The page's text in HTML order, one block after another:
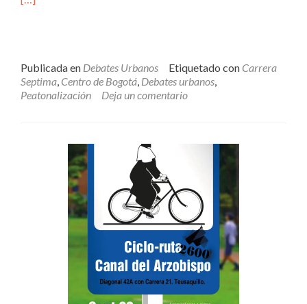
Publicada en Debates Urbanos Etiquetado con Carrera
Septima, Centro de Bogotá, Debates urbanos,
Peatonalización
Deja un comentario